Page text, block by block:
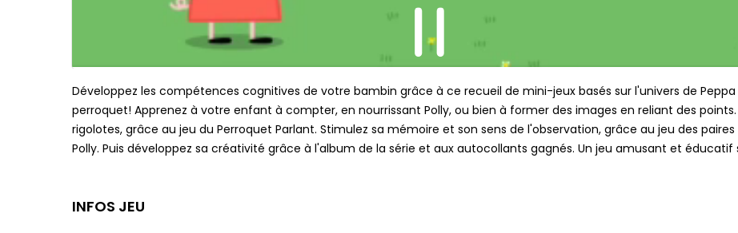
Développez les compétences cognitives de votre bambin grâce à ce recueil de mini-jeux basés sur l'univers de
perroquet! Apprenez à votre enfant à compter, en nourrissant Polly, ou bien à former des images en reliant des
rigolotes, grâce au jeu du Perroquet Parlant. Stimulez sa mémoire et son sens de l'observation, grâce au jeu des
Polly. Puis développez sa créativité grâce à l'album de la série et aux autocollants gagnés. Un jeu amusant et
INFOS JEU